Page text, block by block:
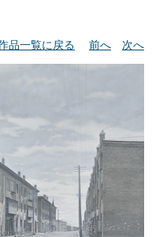
品一覧に戻る
前へ 次へ